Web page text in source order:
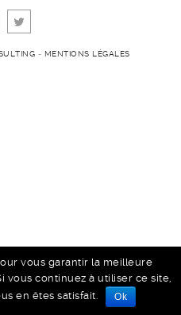
- MENTIONS LÉGALES
vous garantir la meilleure
vous continuez à utiliser ce site,
en êtes satisfait.
Ok